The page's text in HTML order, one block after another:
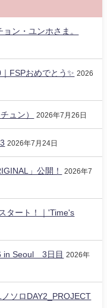
ン・ユンホさま。
FSPおめでとう✨️ 2026
ュン） 2026年7月26日
2026年7月24日
」公開！
2026年7
タート！｜'Time's
in Seoul 3日目
2026年
ソロDAY2_PROJECT